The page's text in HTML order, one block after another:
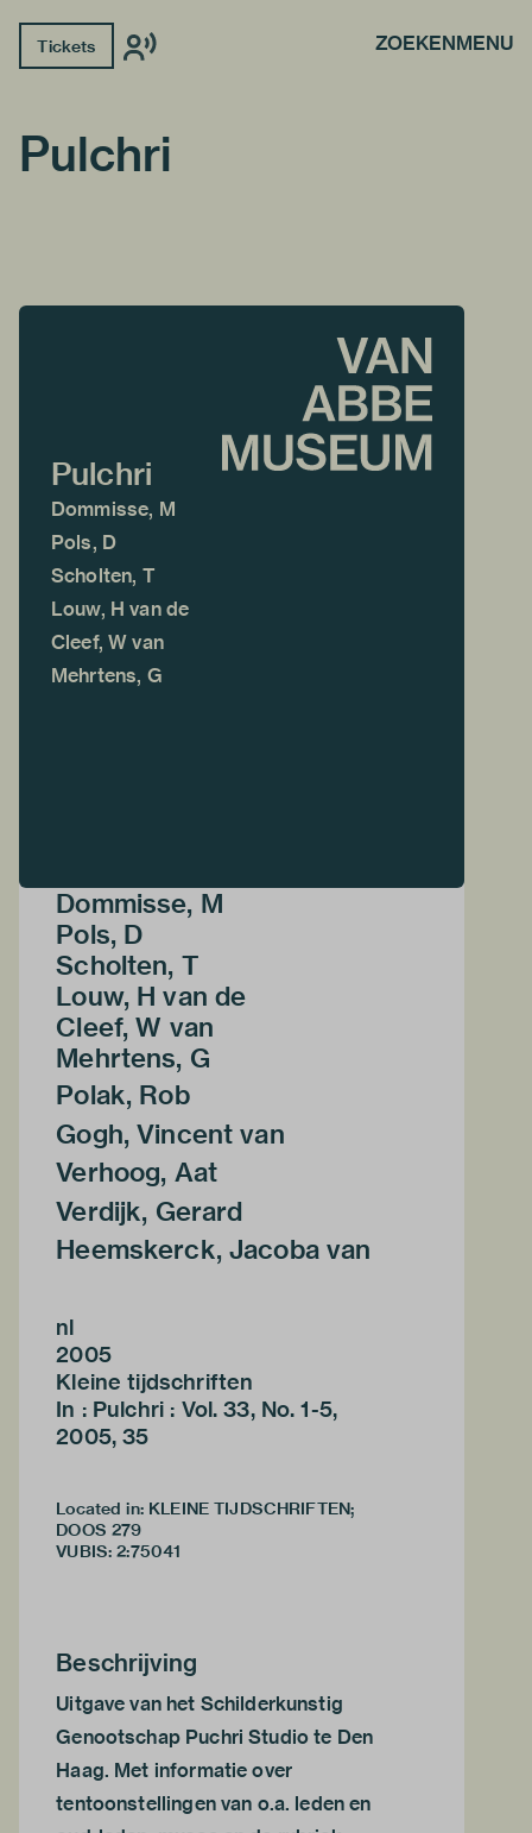
Tickets ZOEKENMENU
Pulchri
Pulchri
Dommisse, M
Pols, D
Scholten, T
Louw, H van de
Cleef, W van
Mehrtens, G
Dommisse, M
Pols, D
Scholten, T
Louw, H van de
Cleef, W van
Mehrtens, G
Polak, Rob
Gogh, Vincent van
Verhoog, Aat
Verdijk, Gerard
Heemskerck, Jacoba van
nl
2005
Kleine tijdschriften
In : Pulchri : Vol. 33, No. 1-5,
2005, 35
Located in: KLEINE TIJDSCHRIFTEN;
DOOS 279
VUBIS: 2:75041
Beschrijving
Uitgave van het Schilderkunstig
Genootschap Puchri Studio te Den
Haag. Met informatie over
tentoonstellingen van o.a. leden en